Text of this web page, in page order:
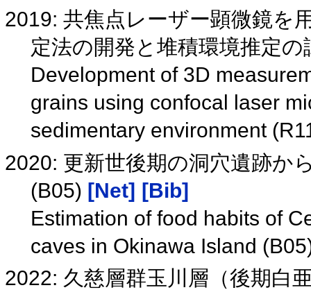
2019: 共焦点レーザー顕微鏡を
定法の開発と堆積環境推定
Development of 3D
grains using confocal laser
sedimentary environment
2020: 更新世後期の洞穴遺跡か
(B05) [Net] [Bib]
Estimation of food habits of
caves in Okinawa Island
2022: 久慈層群玉川層（後期白